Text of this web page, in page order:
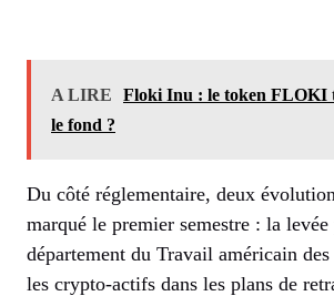
A LIRE
Floki Inu : le token FLOKI
le fond ?
Du côté réglementaire, deux
marqué le premier semestre : la levée
département du Travail américain
les crypto-actifs dans les plans de